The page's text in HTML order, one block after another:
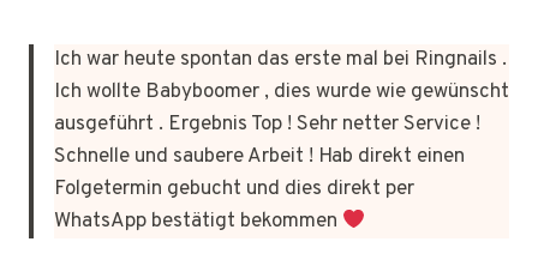
Ich war heute spontan das erste mal bei Ringnails .
Ich wollte Babyboomer , dies wurde wie gewünscht
ausgeführt . Ergebnis Top ! Sehr netter Service !
Schnelle und saubere Arbeit ! Hab direkt einen
Folgetermin gebucht und dies direkt per
WhatsApp bestätigt bekommen